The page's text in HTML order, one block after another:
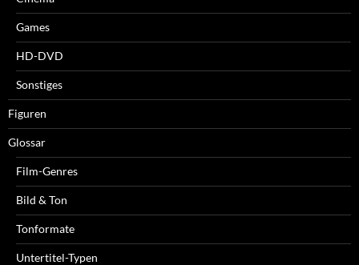
Games
HD-DVD
Sonstiges
Figuren
Glossar
Film-Genres
Bild & Ton
Tonformate
Untertitel-Typen